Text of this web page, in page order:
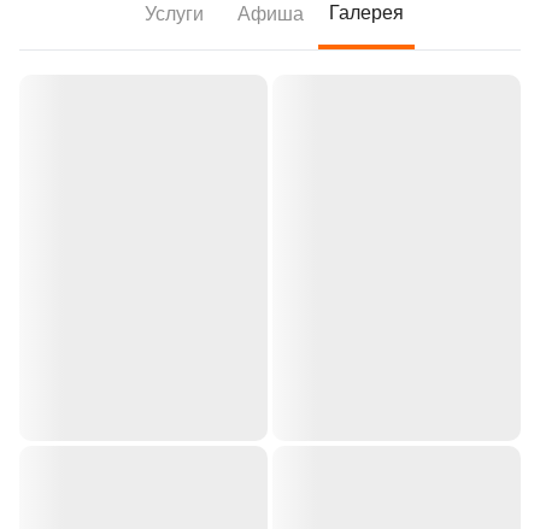
Услуги Афиша Галерея